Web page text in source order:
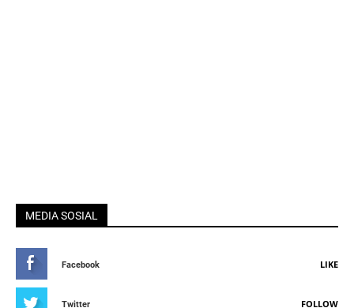
MEDIA SOSIAL
Facebook LIKE
Twitter FOLLOW